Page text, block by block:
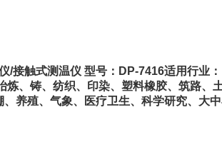
/接触式测温仪 型号：DP-7416适用行业：
、铸、纺织、印染、塑料橡胶、筑路、
养殖、气象、医疗卫生、科学研究、大